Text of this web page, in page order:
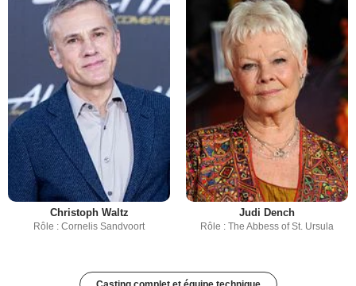
Christoph Waltz
Rôle : Cornelis Sandvoort
Judi Dench
Rôle : The Abbess of St. Ursula